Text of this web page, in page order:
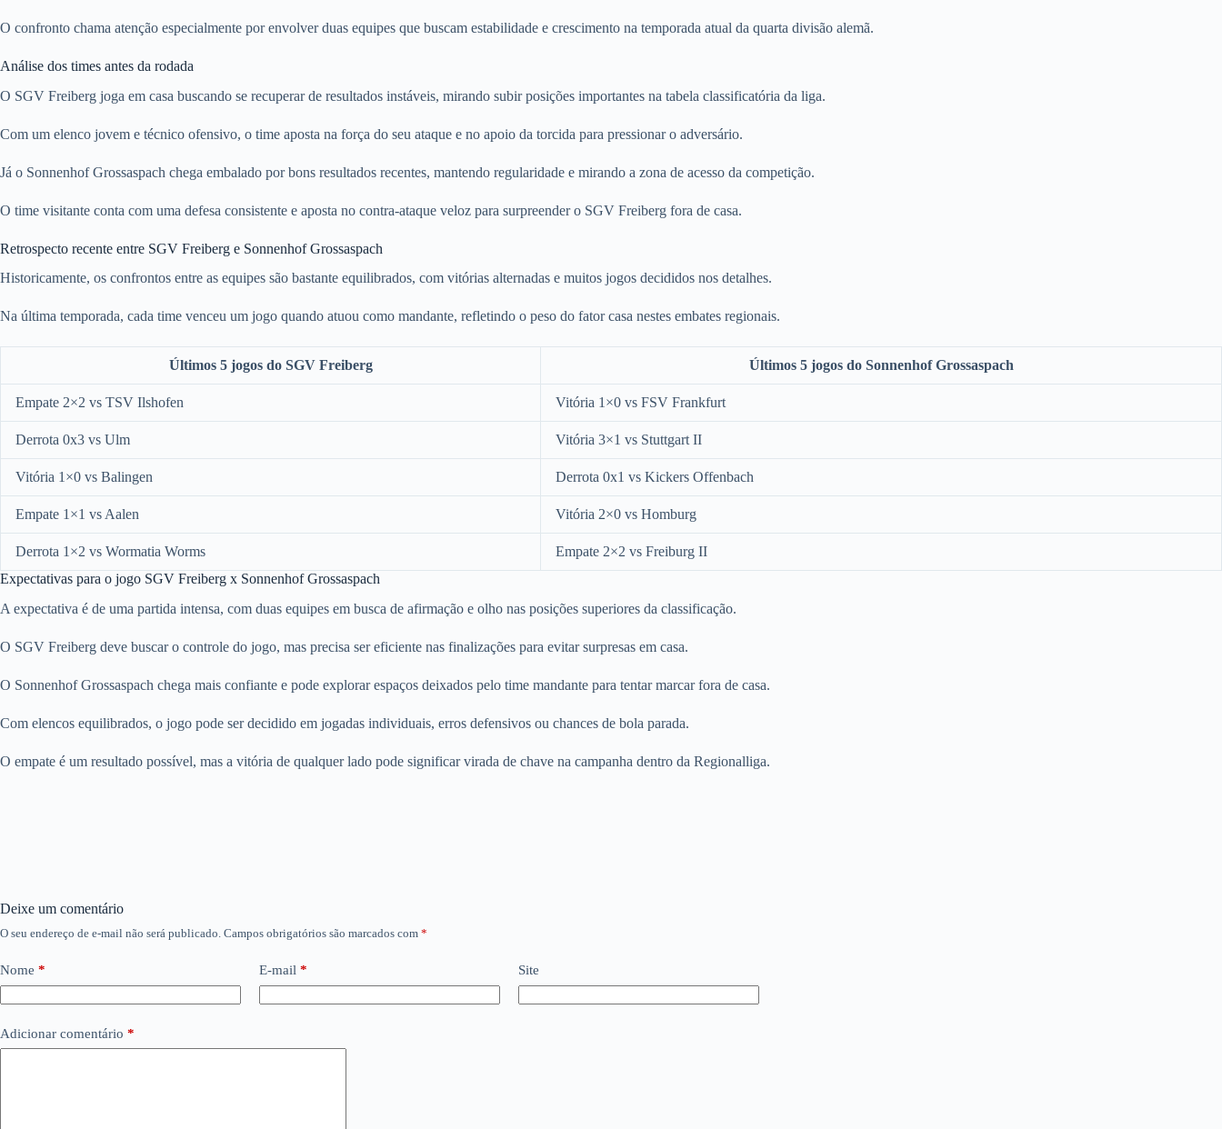
O confronto chama atenção especialmente por envolver duas equipes que buscam estabilidade e crescimento na temporada atual da quarta divisão alemã.
Análise dos times antes da rodada
O SGV Freiberg joga em casa buscando se recuperar de resultados instáveis, mirando subir posições importantes na tabela classificatória da liga.
Com um elenco jovem e técnico ofensivo, o time aposta na força do seu ataque e no apoio da torcida para pressionar o adversário.
Já o Sonnenhof Grossaspach chega embalado por bons resultados recentes, mantendo regularidade e mirando a zona de acesso da competição.
O time visitante conta com uma defesa consistente e aposta no contra-ataque veloz para surpreender o SGV Freiberg fora de casa.
Retrospecto recente entre SGV Freiberg e Sonnenhof Grossaspach
Historicamente, os confrontos entre as equipes são bastante equilibrados, com vitórias alternadas e muitos jogos decididos nos detalhes.
Na última temporada, cada time venceu um jogo quando atuou como mandante, refletindo o peso do fator casa nestes embates regionais.
Últimos 5 jogos do SGV Freiberg Últimos 5 jogos do Sonnenhof Grossaspach
Empate 2×2 vs TSV Ilshofen Vitória 1×0 vs FSV Frankfurt
Derrota 0x3 vs Ulm Vitória 3×1 vs Stuttgart II
Vitória 1×0 vs Balingen Derrota 0x1 vs Kickers Offenbach
Empate 1×1 vs Aalen Vitória 2×0 vs Homburg
Derrota 1×2 vs Wormatia Worms
Empate 2×2 vs Freiburg II
Expectativas para o jogo SGV Freiberg x Sonnenhof Grossaspach
A expectativa é de uma partida intensa, com duas equipes em busca de afirmação e olho nas posições superiores da classificação.
O SGV Freiberg deve buscar o controle do jogo, mas precisa ser eficiente nas finalizações para evitar surpresas em casa.
O Sonnenhof Grossaspach chega mais confiante e pode explorar espaços deixados pelo time mandante para tentar marcar fora de casa.
Com elencos equilibrados, o jogo pode ser decidido em jogadas individuais, erros defensivos ou chances de bola parada.
O empate é um resultado possível, mas a vitória de qualquer lado pode significar virada de chave na campanha dentro da Regionalliga.
Deixe um comentário
O seu endereço de e-mail não será publicado. Campos obrigatórios são marcados com *
Nome * E-mail * Site
Adicionar comentário *